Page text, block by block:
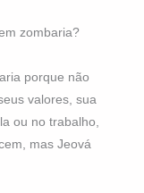
zombaria?
porque não
valores, sua
ou no trabalho,
mas Jeová